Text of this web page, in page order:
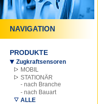
NAVIGATION
PRODUKTE
Zugkraftsensoren
MOBIL
STATIONÄR
- nach Branche
- nach Bauart
ALLE